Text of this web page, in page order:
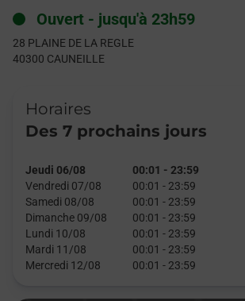
Ouvert - jusqu'à 23h59
28 PLAINE DE LA REGLE
40300 CAUNEILLE
Horaires
Des 7 prochains jours
Jeudi 06/08 00:01 - 23:59
Vendredi 07/08
00:01 - 23:59
Samedi 08/08
00:01 - 23:59
Dimanche 09/08
00:01 - 23:59
Lundi 10/08
00:01 - 23:59
Mardi 11/08
00:01 - 23:59
Mercredi 12/08
00:01 - 23:59